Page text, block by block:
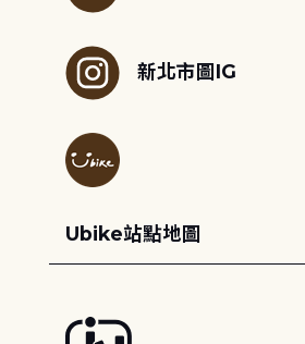
新北市圖IG
Ubike站點地圖